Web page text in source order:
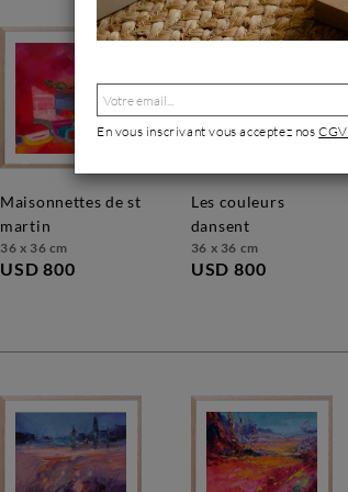
maisonnettes de st
martin
36 x 36 cm
USD 800
les couleurs
dansent
36 x 36 cm
USD 800
En vous inscrivant vous acceptez nosCGV